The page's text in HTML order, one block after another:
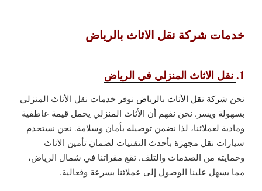
خدمات شركة نقل الاثاث بالرياض
1. نقل الاثاث المنزلي في الرياض
نحن شركة نقل الأثاث بالرياض نوفر خدمات نقل الأثاث المنزلي
بسهولة ويسر. نحن نفهم أن الأثاث المنزلي يحمل قيمة عاطفية
ومادية لعملائنا، لذا نضمن توصيله بأمان وسلامة. نحن نستخدم
سيارات نقل مجهزة بأحدث التقنيات لضمان تأمين الاثاث
وحمايته من الصدمات والتلف. تقع مقراتنا في شمال الرياض،
مما يسهل علينا الوصول إلى عملائنا بسرعة وفعالية.